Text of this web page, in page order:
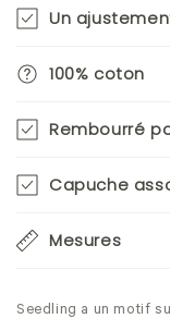
Un
100% coton
Rembourré
Capuche
Mesures
Seedling a un motif